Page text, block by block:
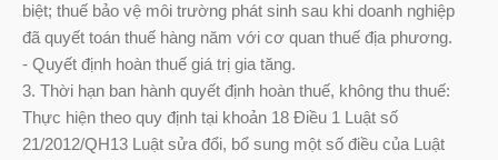
biệt; thuế bảo vệ môi trường phát sinh sau khi doanh nghiệp
đã quyết toán thuế hàng năm với cơ quan thuế địa phương.
- Quyết định hoàn thuế giá trị gia tăng.
3. Thời hạn ban hành quyết định hoàn thuế, không thu thuế:
Thực hiện theo quy định tại khoản 18 Điều 1 Luật số
21/2012/QH13 Luật sửa đổi, bổ sung một số điều của Luật